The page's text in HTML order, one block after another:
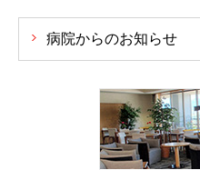
病院からのお知らせ